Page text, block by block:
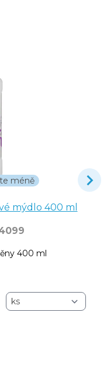
méně
mýdlo 400 ml
400 ml